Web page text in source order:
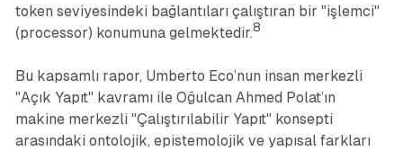
token seviyesindeki bağlantıları çalıştıran bir "işlemci"
(processor) konumuna gelmektedir.8
Bu kapsamlı rapor, Umberto Eco’nun insan merkezli
"Açık Yapıt" kavramı ile Oğulcan Ahmed Polat’ın
makine merkezli "Çalıştırılabilir Yapıt" konsepti
arasındaki ontolojik, epistemolojik ve yapısal farkları